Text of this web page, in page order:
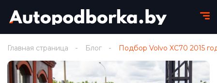
Главная страница Блог Подбор Volvo XC70 2015